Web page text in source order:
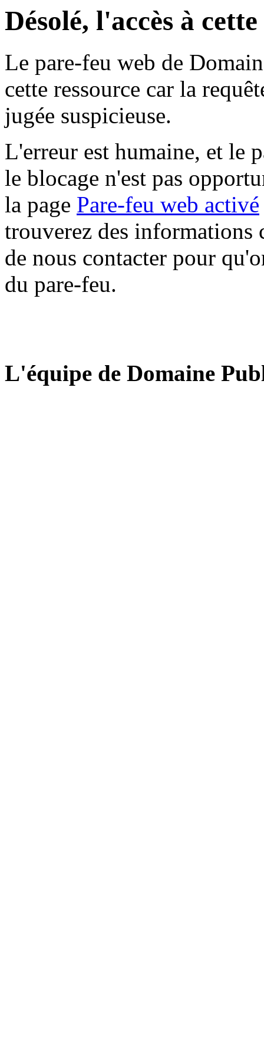
Désolé, l'accès à
Le pare-feu web de
cette ressource car la
jugée suspicieuse.
L'erreur est humaine, et le
le blocage n'est pas
la page Pare-feu web activé
trouverez des informations
de nous contacter pour
du pare-feu.
L'équipe de Domaine